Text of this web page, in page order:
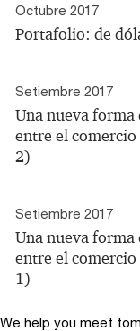
Octubre 2017
Portafolio: de
Setiembre 2017
Una nueva
entre el
2)
Setiembre 2017
Una nueva
entre el
1)
We help you meet